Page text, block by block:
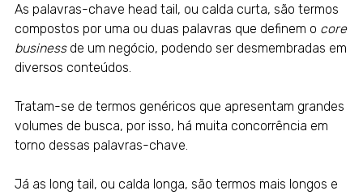
As palavras-chave head tail, ou calda curta, são termos
compostos por uma ou duas palavras que definem o core
businessde um negócio, podendo ser desmembradas em
diversos conteúdos.
Tratam-se de termos genéricos que apresentam grandes
volumes de busca, por isso, há muita concorrência em
torno dessas palavras-chave.
Já as long tail, ou calda longa, são termos mais longos e